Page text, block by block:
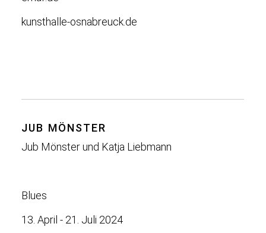
kunsthalle-osnabreuck.de
JUB MÖNSTER
Jub Mönster und Katja Liebmann
Blues
13. April - 21. Juli 2024